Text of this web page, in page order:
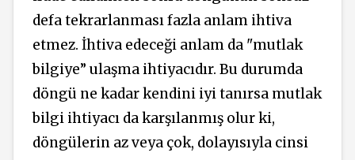
defa tekrarlanması fazla anlam ihtiva
etmez. İhtiva edeceği anlam da "mutlak
bilgiye” ulaşma ihtiyacıdır. Bu durumda
döngü ne kadar kendini iyi tanırsa mutlak
bilgi ihtiyacı da karşılanmış olur ki,
döngülerin az veya çok, dolayısıyla cinsi